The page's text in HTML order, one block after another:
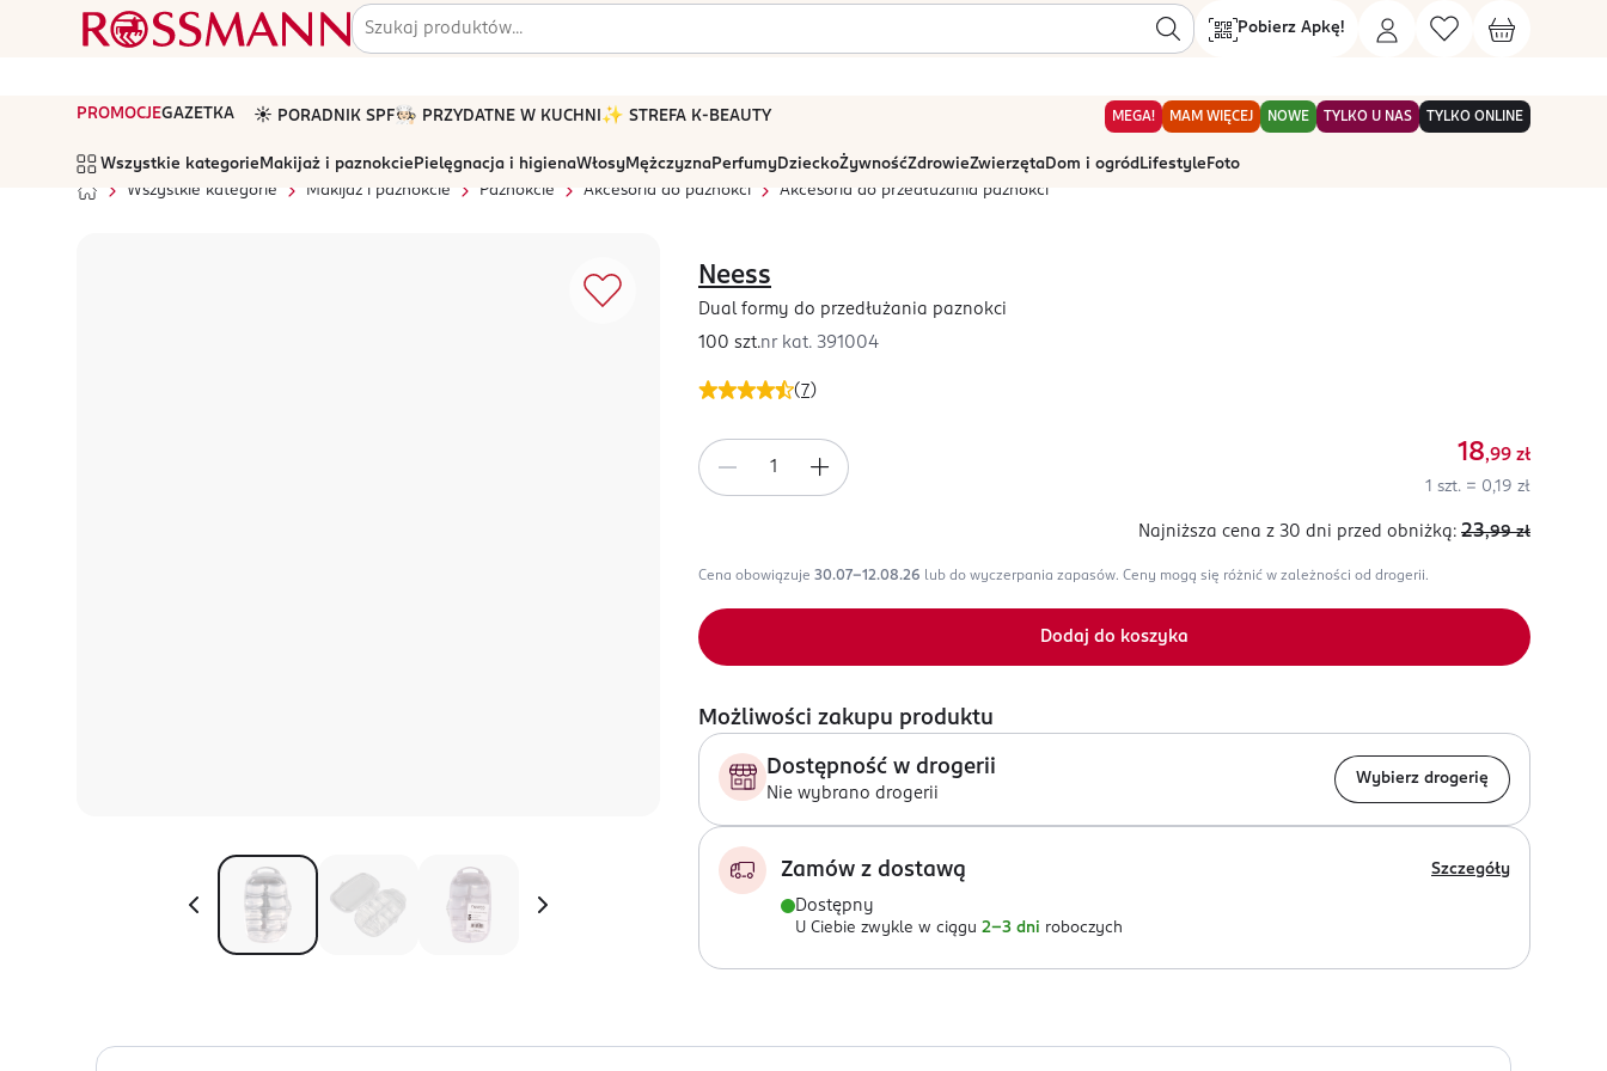
Pobierz Apkę!
PROMOCJEGAZETKA ☀️ PORADNIK SPF🧑🏻‍🍳 PRZYDATNE W KUCHNI ✨ STREFA K-BEAUTY MEGA! MAM WIĘCEJ NOWE TYLKO U NAS TYLKO ONLINE
Wszystkie kategorie Makijaż i paznokcie Pielęgnacja i higienaWłosyMężczyznaPerfumyDzieckoŻywnośćZdrowieZwierzętaDom i ogród Lifestyle Foto
Wszystkie kategorie
Makijaż i paznokcie Paznokcie Akcesoria do paznokci Akcesoria do przedłużania paznokci
( 7)
Neess
Dual formy do przedłużania paznokci
100 szt.nr kat. 391004
18,99 zł
1 szt. = 0,19 zł
Najniższa cena z 30 dni przed obniżką: 23,99 zł
Cena obowiązuje 30.07-12.08.26 lub do wyczerpania zapasów. Ceny mogą się różnić w zależności od drogerii.
Dodaj do koszyka
Możliwości zakupu produktu
Dostępność w drogerii
Nie wybrano drogerii
Wybierz drogerię
Zamów z dostawą Szczegóły
Dostępny
U Ciebie zwykle w ciągu 2-3 dni roboczych